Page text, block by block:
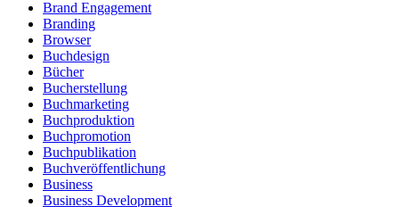
Brand Engagement
Branding
Browser
Buchdesign
Bücher
Bucherstellung
Buchmarketing
Buchproduktion
Buchpromotion
Buchpublikation
Buchveröffentlichung
Business
Business Development